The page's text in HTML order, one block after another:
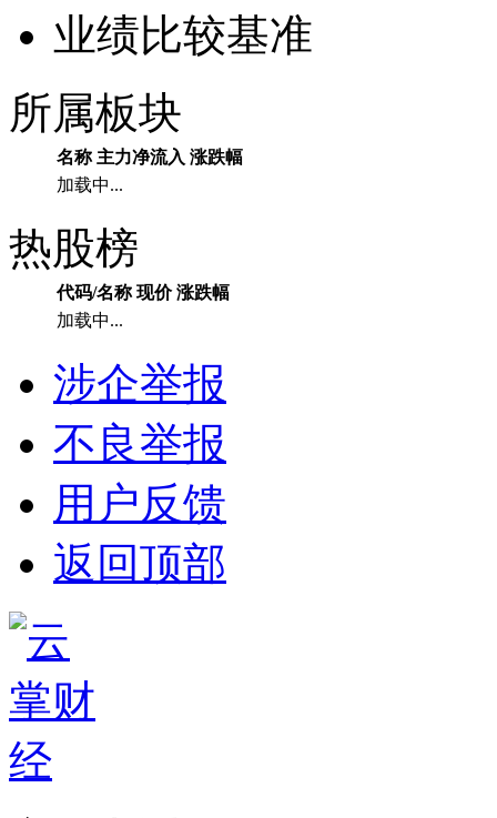
业绩比较基准
所属板块
名称 主力净流入 涨跌幅
加载中...
热股榜
代码/名称 现价 涨跌幅
加载中...
涉企举报
不良举报
用户反馈
返回顶部